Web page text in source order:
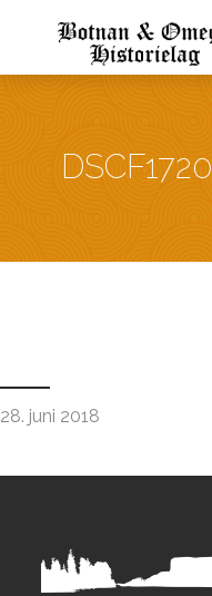
DSCF1720
28. juni 2018